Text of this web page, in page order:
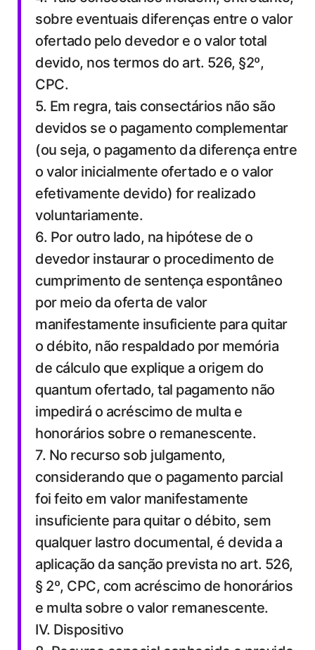
sobre eventuais diferenças entre o valor
ofertado pelo devedor e o valor total
devido, nos termos do art. 526, §2º,
CPC.
5. Em regra, tais consectários não são
devidos se o pagamento complementar
(ou seja, o pagamento da diferença entre
o valor inicialmente ofertado e o valor
efetivamente devido) for realizado
voluntariamente.
6. Por outro lado, na hipótese de o
devedor instaurar o procedimento de
cumprimento de sentença espontâneo
por meio da oferta de valor
manifestamente insuficiente para quitar
o débito, não respaldado por memória
de cálculo que explique a origem do
quantum ofertado, tal pagamento não
impedirá o acréscimo de multa e
honorários sobre o remanescente.
7. No recurso sob julgamento,
considerando que o pagamento parcial
foi feito em valor manifestamente
insuficiente para quitar o débito, sem
qualquer lastro documental, é devida a
aplicação da sanção prevista no art. 526,
§ 2º, CPC, com acréscimo de honorários
e multa sobre o valor remanescente.
IV. Dispositivo